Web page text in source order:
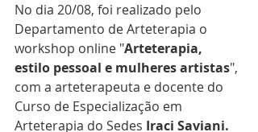
No dia 20/08, foi realizado pelo
Departamento de Arteterapia o
workshop online "Arteterapia,
estilo pessoal e mulheres artistas",
com a arteterapeuta e docente do
Curso de Especialização em
Arteterapia do Sedes Iraci Saviani.